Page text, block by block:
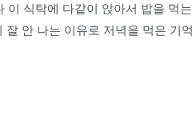
이 식탁에 다같이 앉아서 밥을 먹
잘 안 나는 이유로 저녁을 먹은 기